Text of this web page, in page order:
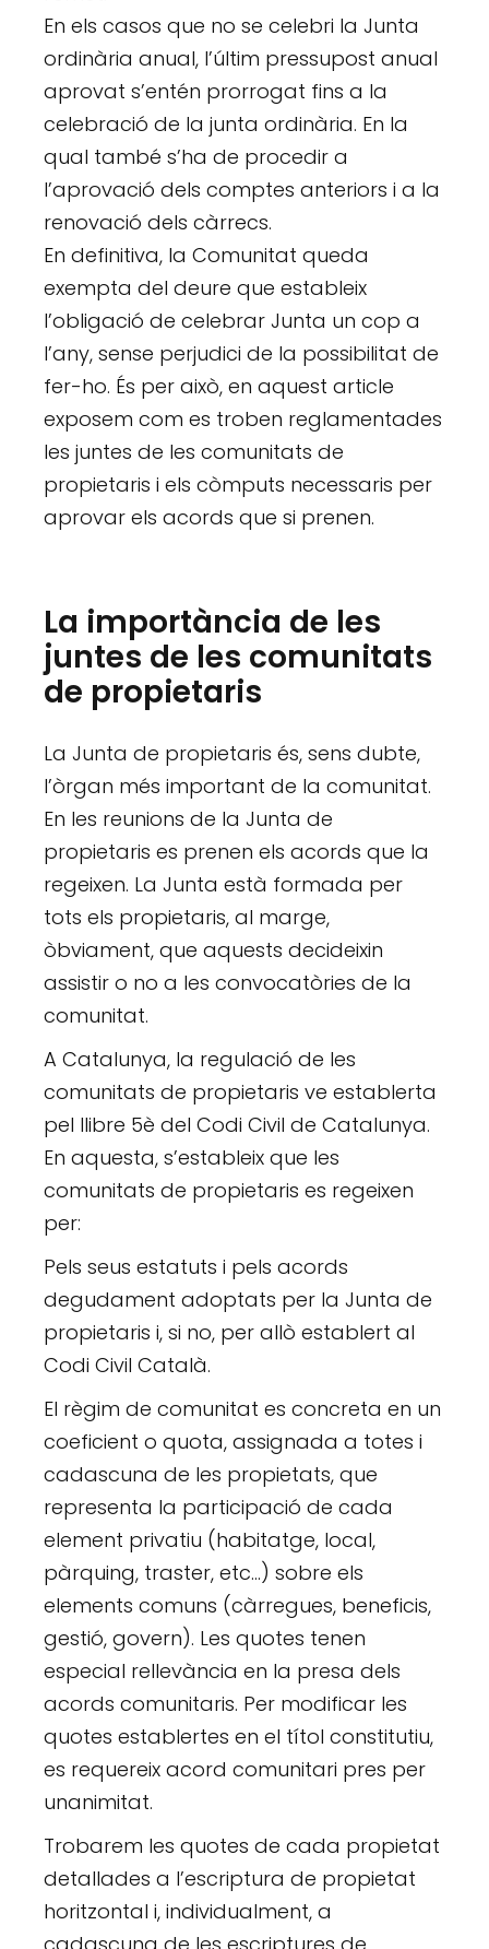
En els casos que no se celebri la Junta
ordinària anual, l’últim pressupost anual
aprovat s’entén prorrogat fins a la
celebració de la junta ordinària. En la
qual també s’ha de procedir a
l’aprovació dels comptes anteriors i a la
renovació dels càrrecs.
En definitiva, la Comunitat queda
exempta del deure que estableix
l’obligació de celebrar Junta un cop a
l’any, sense perjudici de la possibilitat de
fer-ho. És per això, en aquest article
exposem com es troben reglamentades
les juntes de les comunitats de
propietaris i els còmputs necessaris per
aprovar els acords que si prenen.
La importància de les
juntes de les comunitats
de propietaris
La Junta de propietaris és, sens dubte,
l’òrgan més important de la comunitat.
En les reunions de la Junta de
propietaris es prenen els acords que la
regeixen. La Junta està formada per
tots els propietaris, al marge,
òbviament, que aquests decideixin
assistir o no a les convocatòries de la
comunitat.
A Catalunya, la regulació de les
comunitats de propietaris ve establerta
pel llibre 5è del Codi Civil de Catalunya.
En aquesta, s’estableix que les
comunitats de propietaris es regeixen
per:
Pels seus estatuts i pels acords
degudament adoptats per la Junta de
propietaris i, si no, per allò establert al
Codi Civil Català.
El règim de comunitat es concreta en un
coeficient o quota, assignada a totes i
cadascuna de les propietats, que
representa la participació de cada
element privatiu (habitatge, local,
pàrquing, traster, etc…) sobre els
elements comuns (càrregues, beneficis,
gestió, govern). Les quotes tenen
especial rellevància en la presa dels
acords comunitaris. Per modificar les
quotes establertes en el títol constitutiu,
es requereix acord comunitari pres per
unanimitat.
Trobarem les quotes de cada propietat
detallades a l’escriptura de propietat
horitzontal i, individualment, a